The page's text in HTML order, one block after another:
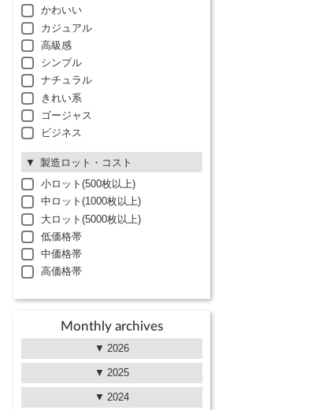
かわいい
カジュアル
高級感
シンプル
ナチュラル
きれい系
ゴージャス
ビジネス
製造ロット・コスト
小ロット(500枚以上)
中ロット(1000枚以上)
大ロット(5000枚以上)
低価格帯
中価格帯
高価格帯
Monthly archives
2026
2025
2024